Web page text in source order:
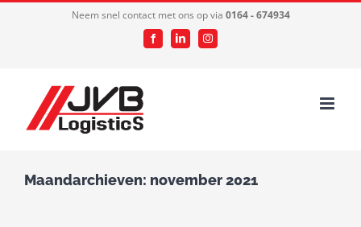
Neem snel contact met ons op via 0164 - 674934
FacebookLinkedInInstagram
Maandarchieven: november 2021